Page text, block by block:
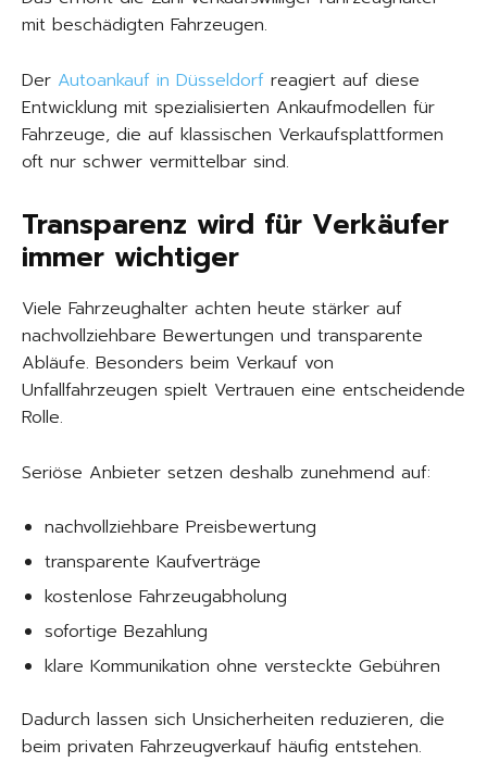
mit beschädigten Fahrzeugen.
Der Autoankauf in Düsseldorf reagiert auf diese
Entwicklung mit spezialisierten Ankaufmodellen für
Fahrzeuge, die auf klassischen Verkaufsplattformen
oft nur schwer vermittelbar sind.
Transparenz wird für Verkäufer
immer wichtiger
Viele Fahrzeughalter achten heute stärker auf
nachvollziehbare Bewertungen und transparente
Abläufe. Besonders beim Verkauf von
Unfallfahrzeugen spielt Vertrauen eine entscheidende
Rolle.
Seriöse Anbieter setzen deshalb zunehmend auf:
nachvollziehbare Preisbewertung
transparente Kaufverträge
kostenlose Fahrzeugabholung
sofortige Bezahlung
klare Kommunikation ohne versteckte Gebühren
Dadurch lassen sich Unsicherheiten reduzieren, die
beim privaten Fahrzeugverkauf häufig entstehen.